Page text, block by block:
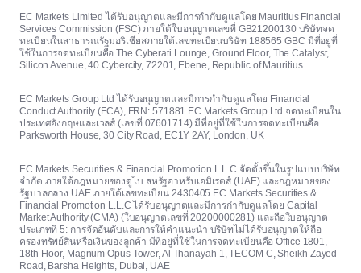
EC Markets Limited ได้รับอนุญาตและมีการกำกับดูแลโดย Mauritius Financial
Services Commission (FSC) ภายใต้ใบอนุญาตเลขที่ GB21200130 บริษัทจด
ทะเบียนในสาธารณรัฐมอริเชียสภายใต้เลขทะเบียนบริษัท 188565 GBC มีที่อยู่ที่
ใช้ในการจดทะเบียนคือ The Cyberati Lounge, Ground Floor, The Catalyst,
Silicon Avenue, 40 Cybercity, 72201, Ebene, Republic of Mauritius
EC Markets Group Ltd ได้รับอนุญาตและมีการกำกับดูแลโดย Financial
Conduct Authority (FCA), FRN: 571881 EC Markets Group Ltd จดทะเบียนใน
ประเทศอังกฤษและเวลส์ (เลขที่ 07601714) มีที่อยู่ที่ใช้ในการจดทะเบียนคือ
Parksworth House, 30 City Road, EC1Y 2AY, London, UK
EC Markets Securities & Financial Promotion L.L.C จัดตั้งขึ้นในรูปแบบบริษัท
จำกัด ภายใต้กฎหมายของดูไบ สหรัฐอาหรับเอมิเรตส์ (UAE) และกฎหมายของ
รัฐบาลกลาง UAE ภายใต้เลขทะเบียน 2430405 EC Markets Securities &
Financial Promotion L.L.C ได้รับอนุญาตและมีการกำกับดูแลโดย Capital
Market Authority (CMA) (ใบอนุญาตเลขที่ 20200000281) และถือใบอนุญาต
ประเภทที่ 5: การจัดอันดับและการให้คำแนะนำ บริษัทไม่ได้รับอนุญาตให้ถือ
ครองทรัพย์สินหรือเงินของลูกค้า มีที่อยู่ที่ใช้ในการจดทะเบียนคือ Office 1801,
18th Floor, Magnum Opus Tower, Al Thanayah 1, TECOM C, Sheikh Zayed
Road, Barsha Heights, Dubai, UAE